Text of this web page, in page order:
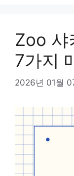
Zoo 샤
7가지
2026년 01월